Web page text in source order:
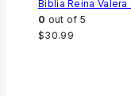
Biblia Reina
0 out of 5
$30.99